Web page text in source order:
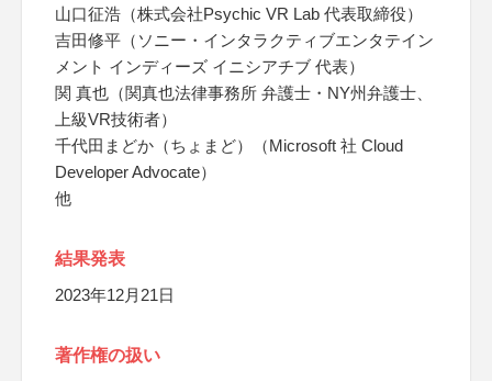
山口征浩（株式会社Psychic VR Lab 代表取締役）
吉田修平（ソニー・インタラクティブエンタテイン
メント インディーズ イニシアチブ 代表）
関 真也（関真也法律事務所 弁護士・NY州弁護士、
上級VR技術者）
千代田まどか（ちょまど）（Microsoft 社 Cloud
Developer Advocate）
他
結果発表
2023年12月21日
著作権の扱い